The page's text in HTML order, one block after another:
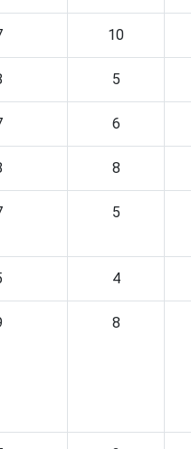
10
5
6
8
5
4
8